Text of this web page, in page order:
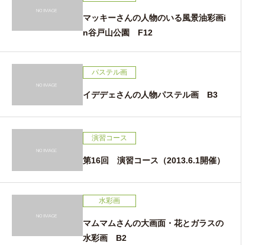
マッキーさんの人物のいる風景油彩画i
n谷戸山公園 F12
パステル画
イデデェさんの人物パステル画 B3
演習コース
第16回 演習コース（2013.6.1開催）
水彩画
マムマムさんの大画面・花とガラスの
水彩画 B2